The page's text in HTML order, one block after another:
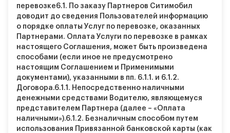
перевозке6.1. По заказу Партнеров Ситимобил
доводит до сведения Пользователей информацию
о порядке оплаты Услуг по перевозке, оказанных
Партнерами. Оплата Услуги по перевозке в рамках
настоящего Соглашения, может быть произведена
способами (если иное не предусмотрено
настоящим Соглашением и Применимыми
документами), указанными в пп. 6.1.1. и 6.1.2.
Договора.6.1.1. Непосредственно наличными
денежными средствами Водителю, являющемуся
представителем Партнера (далее – «Оплата
наличными»).6.1.2. Безналичным способом путем
использования Привязанной банковской карты (как